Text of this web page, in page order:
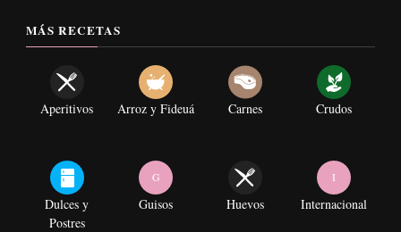
MÁS RECETAS
Aperitivos Arroz y Fideuá Carnes Crudos
Dulces y
Postres
G
Guisos Huevos
I
Internacional